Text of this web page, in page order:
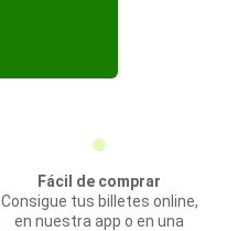
Fácil de comprar
Consigue tus billetes online,
en nuestra app o en una